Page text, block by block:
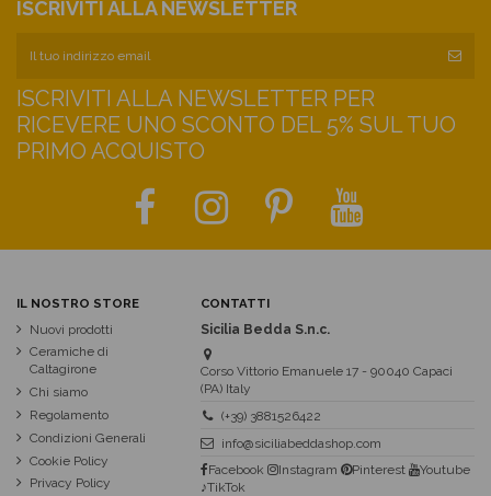
ISCRIVITI ALLA NEWSLETTER
ISCRIVITI ALLA NEWSLETTER PER
RICEVERE UNO SCONTO DEL 5% SUL TUO
PRIMO ACQUISTO
IL NOSTRO STORE
Nuovi prodotti
Ceramiche di
Caltagirone
Chi siamo
Regolamento
Condizioni Generali
Cookie Policy
Privacy Policy
CONTATTI
Sicilia Bedda S.n.c.
Corso Vittorio Emanuele 17 - 90040 Capaci
(PA) Italy
(+39) 3881526422
info@siciliabeddashop.com
Facebook
Instagram Pinterest
Youtube
♪TikTok